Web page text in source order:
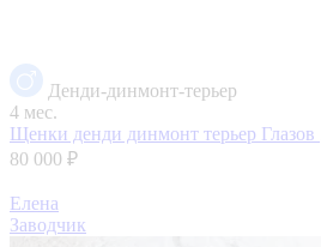
Денди-динмонт-терьер
4 мес.
Щенки денди динмонт терьер Глазов
80 000 ₽
Елена
Заводчик